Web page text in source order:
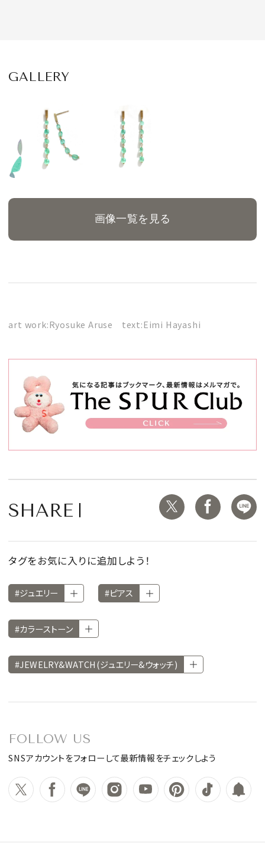
GALLERY
画像一覧を見る
art work:Ryosuke Aruse text:Eimi Hayashi
SHARE
タグをお気に入りに追加しよう！
#ジュエリー #ピアス
#カラーストーン
#JEWELRY&WATCH(ジュエリー&ウォッチ)
FOLLOW US
SNSアカウントをフォローして最新情報をチェックしよう